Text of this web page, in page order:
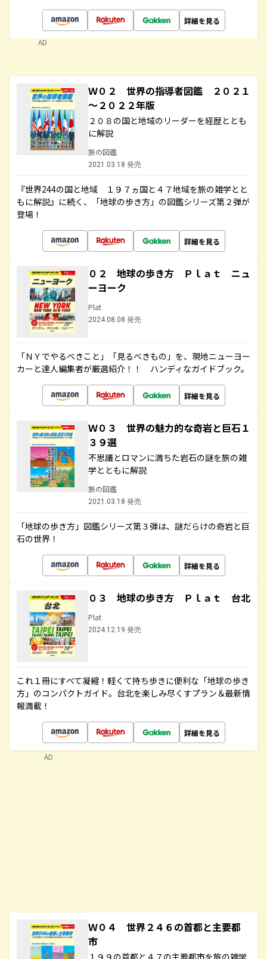
詳細を見る
AD
Ｗ０２ 世界の指導者図鑑 ２０２１
～２０２２年版
２０８の国と地域のリーダーを経歴ととも
に解説
旅の図鑑
2021.03.18 発売
『世界244の国と地域 １９７ヵ国と４７地域を旅の雑学とと
もに解説』に続く、「地球の歩き方」の図鑑シリーズ第２弾が
登場！
詳細を見る
０２ 地球の歩き方 Ｐｌａｔ ニュ
ーヨーク
Plat
2024.08.08 発売
「ＮＹでやるべきこと」「見るべきもの」を、現地ニューヨー
カーと達人編集者が厳選紹介！！ ハンディなガイドブック。
詳細を見る
Ｗ０３ 世界の魅力的な奇岩と巨石１
３９選
不思議とロマンに満ちた岩石の謎を旅の雑
学とともに解説
旅の図鑑
2021.03.18 発売
「地球の歩き方」図鑑シリーズ第３弾は、謎だらけの奇岩と巨
石の世界！
詳細を見る
０３ 地球の歩き方 Ｐｌａｔ 台北
Plat
2024.12.19 発売
これ１冊にすべて凝縮！軽くて持ち歩きに便利な「地球の歩き
方」のコンパクトガイド。台北を楽しみ尽くすプラン＆最新情
報満載！
詳細を見る
Ｗ０４ 世界２４６の首都と主要都
市
１９９の首都と４７の主要都市を旅の雑学
AD